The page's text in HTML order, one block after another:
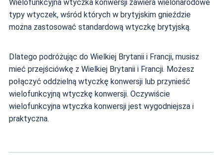
Wielofunkcyjna wtyczka konwersji zawiera wielonarodowe
typy wtyczek, wśród których w brytyjskim gnieździe
można zastosować standardową wtyczkę brytyjską.
Dlatego podróżując do Wielkiej Brytanii i Francji, musisz
mieć przejściówkę z Wielkiej Brytanii i Francji. Możesz
połączyć oddzielną wtyczkę konwersji lub przynieść
wielofunkcyjną wtyczkę konwersji. Oczywiście
wielofunkcyjna wtyczka konwersji jest wygodniejsza i
praktyczna.